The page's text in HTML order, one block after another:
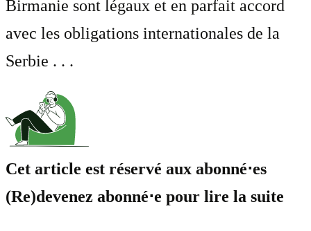
Birmanie sont légaux et en parfait accord
avec les obligations internationales de la
Serbie . . .
Cet article est réservé aux abonné⋅es
(Re)devenez abonné⋅e pour lire la suite